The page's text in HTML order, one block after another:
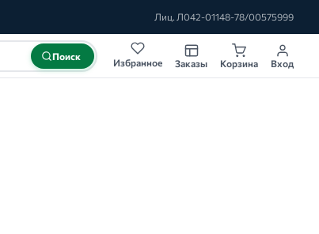
Лиц. Л042-01148-78/00575999
Поиск
Избранное Заказы Корзина Вход